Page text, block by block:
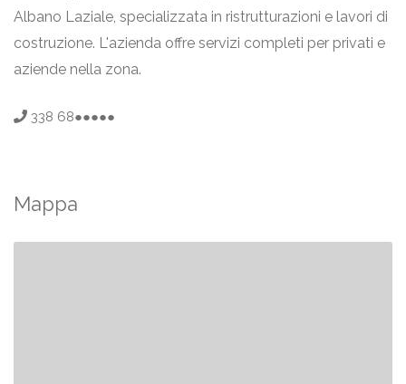
Albano Laziale, specializzata in ristrutturazioni e lavori di
costruzione. L'azienda offre servizi completi per privati e
aziende nella zona.
338 68●●●●●
Mappa